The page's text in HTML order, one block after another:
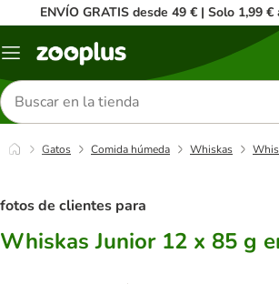
ENVÍO GRATIS desde 49 € | Solo 1,99
Menú
Buscar
productos
Gatos Comida húmeda Whiskas
fotos de clientes para
Whiskas Junior 12 x 85 g